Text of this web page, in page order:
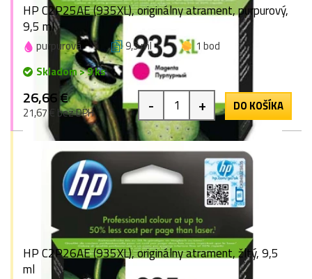
HP C2P25AE (935XL), originálny atrament, purpurový,
9,5 ml
purpurová 9,5 ml
1 bod
Skladom > 9 ks
26,66 €
21,67 € bez DPH - + DO KOŠÍKA
HP C2P26AE (935XL), originálny atrament, žltý, 9,5
ml